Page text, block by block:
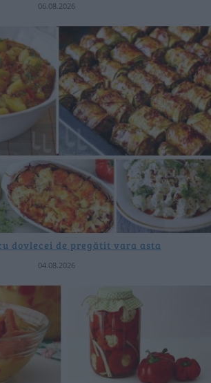
06.08.2026
dovlecei de pregătit vara asta
04.08.2026